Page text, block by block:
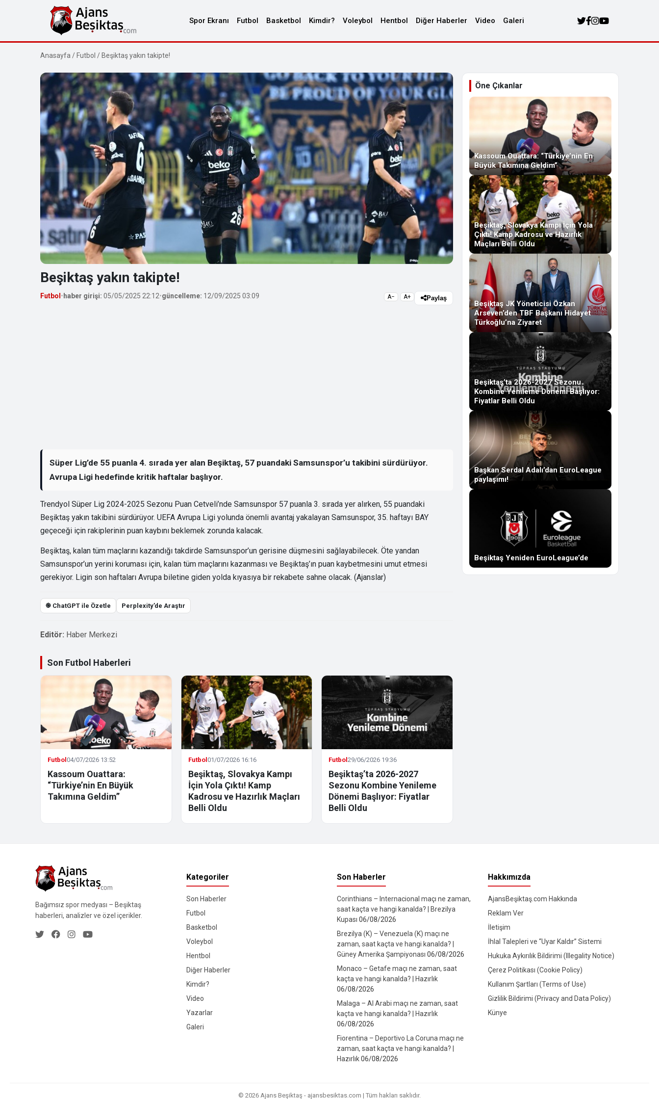
Spor Ekranı Futbol Basketbol Kimdir? Voleybol Hentbol Diğer Haberler Video Galeri
Anasayfa / Futbol / Beşiktaş yakın takipte!
Beşiktaş yakın takipte!
Futbol • haber girişi: 05/05/2025 22:12•güncelleme: 12/09/2025 03:09 A− A+ Paylaş
Süper Lig’de 55 puanla 4. sırada yer alan Beşiktaş, 57 puandaki Samsunspor’u takibini sürdürüyor.
Avrupa Ligi hedefinde kritik haftalar başlıyor.
Trendyol Süper Lig 2024-2025 Sezonu Puan Cetveli’nde Samsunspor 57 puanla 3. sırada yer alırken, 55 puandaki
Beşiktaş yakın takibini sürdürüyor. UEFA Avrupa Ligi yolunda önemli avantaj yakalayan Samsunspor, 35. haftayı BAY
geçeceği için rakiplerinin puan kaybını beklemek zorunda kalacak.
Beşiktaş, kalan tüm maçlarını kazandığı takdirde Samsunspor’un gerisine düşmesini sağlayabilecek. Öte yandan
Samsunspor’un yerini koruması için, kalan tüm maçlarını kazanması ve Beşiktaş’ın puan kaybetmesini umut etmesi
gerekiyor. Ligin son haftaları Avrupa biletine giden yolda kıyasıya bir rekabete sahne olacak. (Ajanslar)
֎ ChatGPT ile Özetle Perplexity’de Araştır
Editör: Haber Merkezi
Son Futbol Haberleri
Futbol 04/07/2026 13:52
Kassoum Ouattara:
“Türkiye’nin En Büyük
Takımına Geldim”
Futbol 01/07/2026 16:16
Beşiktaş, Slovakya Kampı
İçin Yola Çıktı! Kamp
Kadrosu ve Hazırlık Maçları
Belli Oldu
Futbol29/06/2026 19:36
Beşiktaş’ta 2026-2027
Sezonu Kombine Yenileme
Dönemi Başlıyor: Fiyatlar
Belli Oldu
Öne Çıkanlar
Kassoum Ouattara: “Türkiye’nin En
Büyük Takımına Geldim”
Beşiktaş, Slovakya Kampı İçin Yola
Çıktı! Kamp Kadrosu ve Hazırlık
Maçları Belli Oldu
Beşiktaş JK Yöneticisi Özkan
Arseven’den TBF Başkanı Hidayet
Türkoğlu’na Ziyaret
Beşiktaş’ta 2026-2027 Sezonu
Kombine Yenileme Dönemi Başlıyor:
Fiyatlar Belli Oldu
Başkan Serdal Adalı’dan EuroLeague
paylaşımı!
Beşiktaş Yeniden EuroLeague’de
Bağımsız spor medyası – Beşiktaş
haberleri, analizler ve özel içerikler.
Kategoriler
Son Haberler
Futbol
Basketbol
Voleybol
Hentbol
Diğer Haberler
Kimdir?
Video
Yazarlar
Galeri
Son Haberler
Corinthians – Internacional maçı ne zaman,
saat kaçta ve hangi kanalda? | Brezilya
Kupası 06/08/2026
Brezilya (K) – Venezuela (K) maçı ne
zaman, saat kaçta ve hangi kanalda? |
Güney Amerika Şampiyonası 06/08/2026
Monaco – Getafe maçı ne zaman, saat
kaçta ve hangi kanalda? | Hazırlık
06/08/2026
Malaga – Al Arabi maçı ne zaman, saat
kaçta ve hangi kanalda? | Hazırlık
06/08/2026
Fiorentina – Deportivo La Coruna maçı ne
zaman, saat kaçta ve hangi kanalda? |
Hazırlık06/08/2026
Hakkımızda
AjansBeşiktaş.com Hakkında
Reklam Ver
İletişim
İhlal Talepleri ve “Uyar Kaldır” Sistemi
Hukuka Aykırılık Bildirimi (Illegality Notice)
Çerez Politikası (Cookie Policy)
Kullanım Şartları (Terms of Use)
Gizlilik Bildirimi (Privacy and Data Policy)
Künye
© 2026 Ajans Beşiktaş - ajansbesiktas.com | Tüm hakları saklıdır.